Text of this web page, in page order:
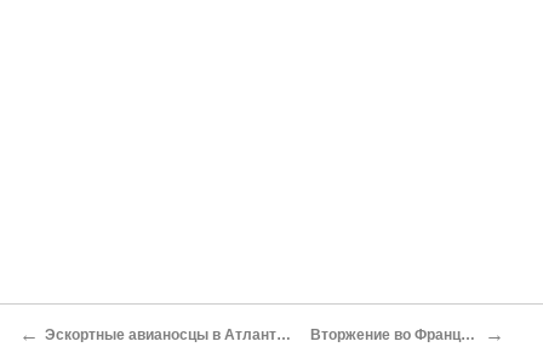
← Эскортные авианосцы в Атлантике Вторжение во Францию →